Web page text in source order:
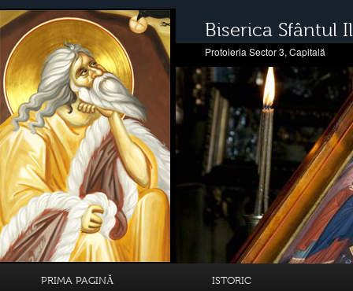
Biserica Sfântul
Protoieria Sector 3, Capitală
PRIMA PAGINĂ ISTORIC